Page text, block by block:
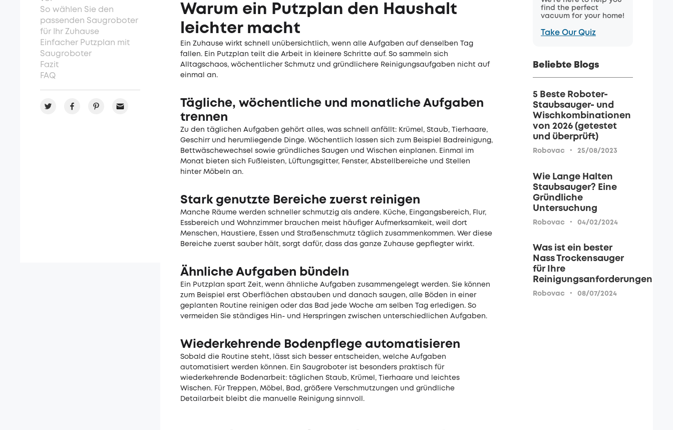
Warum ein Putzplan den Haushalt
leichter macht
Ein Zuhause wirkt schnell unübersichtlich, wenn alle Aufgaben auf denselben Tag
fallen. Ein Putzplan teilt die Arbeit in kleinere Schritte auf. So sammeln sich
Alltagschaos, wöchentlicher Schmutz und gründlichere Reinigungsaufgaben nicht auf
einmal an.
Tägliche, wöchentliche und monatliche Aufgaben
trennen
Zu den täglichen Aufgaben gehört alles, was schnell anfällt: Krümel, Staub, Tierhaare,
Geschirr und herumliegende Dinge. Wöchentlich lassen sich zum Beispiel Badreinigung,
Bettwäschewechsel sowie gründliches Saugen und Wischen einplanen. Einmal im
Monat bieten sich Fußleisten, Lüftungsgitter, Fenster, Abstellbereiche und Stellen
hinter Möbeln an.
Stark genutzte Bereiche zuerst reinigen
Manche Räume werden schneller schmutzig als andere. Küche, Eingangsbereich, Flur,
Essbereich und Wohnzimmer brauchen meist häufiger Aufmerksamkeit, weil dort
Menschen, Haustiere, Essen und Straßenschmutz täglich zusammenkommen. Wer diese
Bereiche zuerst sauber hält, sorgt dafür, dass das ganze Zuhause gepflegter wirkt.
Ähnliche Aufgaben bündeln
Ein Putzplan spart Zeit, wenn ähnliche Aufgaben zusammengelegt werden. Sie können
zum Beispiel erst Oberflächen abstauben und danach saugen, alle Böden in einer
geplanten Routine reinigen oder das Bad jede Woche am selben Tag erledigen. So
vermeiden Sie ständiges Hin- und Herspringen zwischen unterschiedlichen Aufgaben.
Wiederkehrende Bodenpflege automatisieren
Sobald die Routine steht, lässt sich besser entscheiden, welche Aufgaben
automatisiert werden können. Ein Saugroboter ist besonders praktisch für
wiederkehrende Bodenarbeit: täglichen Staub, Krümel, Tierhaare und leichtes
Wischen. Für Treppen, Möbel, Bad, größere Verschmutzungen und gründliche
Detailarbeit bleibt die manuelle Reinigung sinnvoll.
So wählen Sie den
passenden Saugroboter
für Ihr Zuhause
Einfacher Putzplan mit
Saugroboter
Fazit
FAQ
find the perfect
vacuum for your home!
Take Our Quiz
Beliebte Blogs
5 Beste Roboter-
Staubsauger- und
Wischkombinationen
von 2026 (getestet
und überprüft)
Robovac · 25/08/2023
Wie Lange Halten
Staubsauger? Eine
Gründliche
Untersuchung
Robovac · 04/02/2024
Was ist ein bester
Nass Trockensauger
für Ihre
Reinigungsanforderungen
Robovac · 08/07/2024